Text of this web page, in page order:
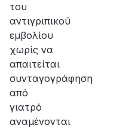
του
αντιγριπικού
εμβολίου
χωρίς να
απαιτείται
συνταγογράφηση
από
γιατρό
αναμένονται